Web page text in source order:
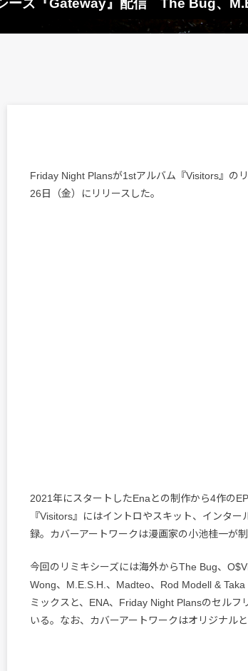
ーズ『Gateway』配信 The Bug、
Friday Night Plansが1stアルバム『Visitors』の
26日（金）にリリースした。
2021年にスタートしたEnaとの制作から4作の
『Visitors』にはイントロやスキット、インタ
録。カバーアートワークは漫画家の小池桂一が制
今回のリミキシーズには海外からThe Bug、
Wong、M.E.S.H.、Madteo、Rod Modell &
ミックスと、ENA、Friday Night Plansのセルフ
いる。なお、カバーアートワークはオリジナル